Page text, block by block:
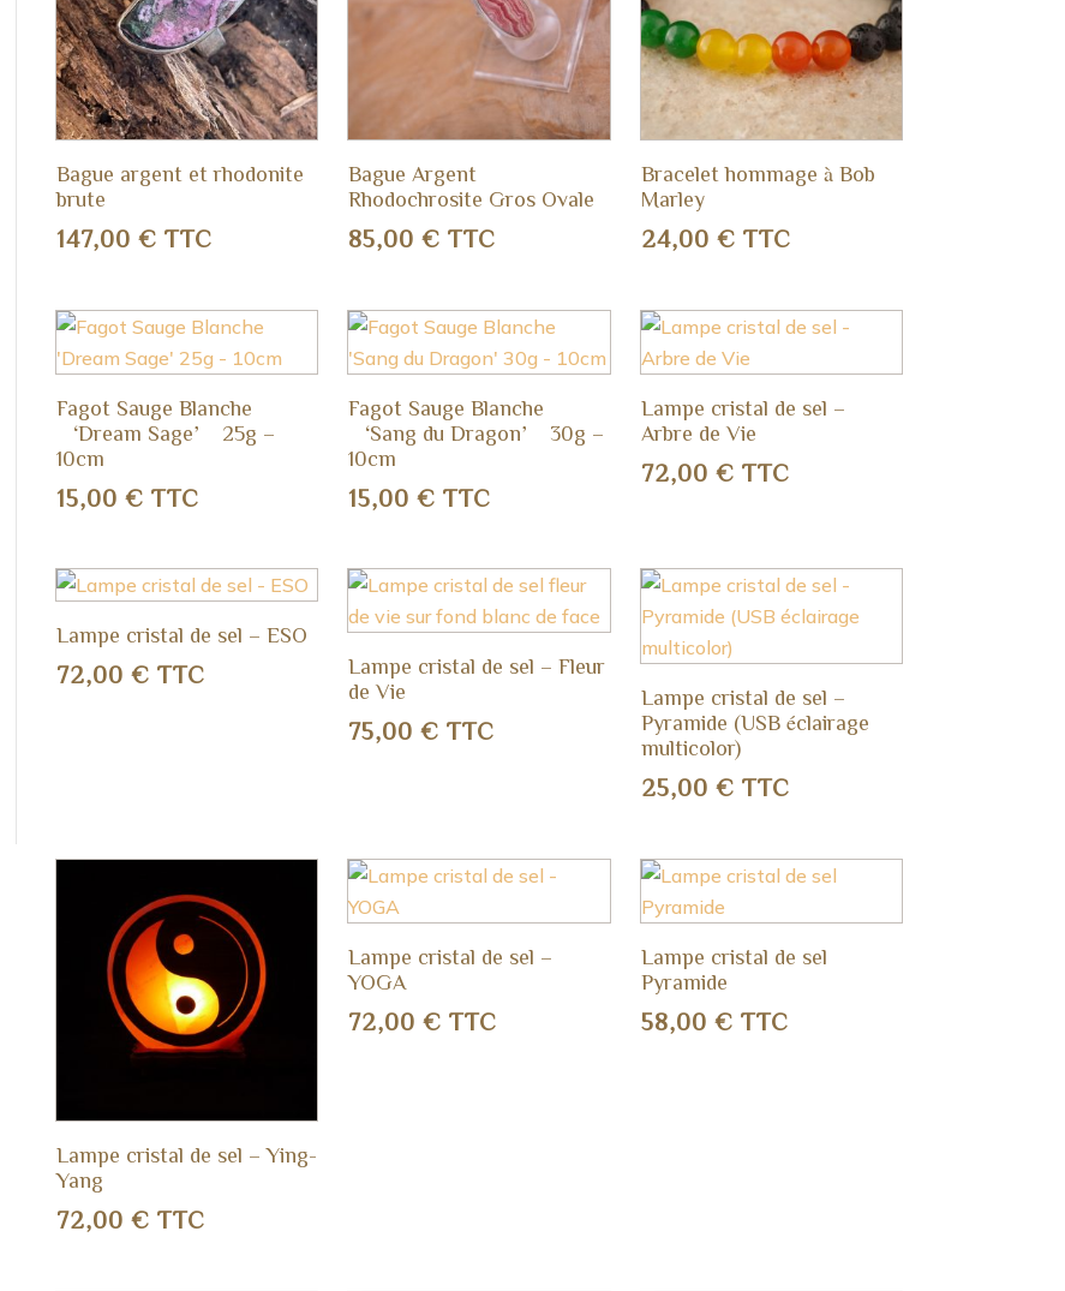
Bague argent et rhodonite
brute
147,00 € TTC
Bague Argent
Rhodochrosite Gros Ovale
85,00€ TTC
Bracelet hommage à Bob
Marley
24,00€ TTC
Fagot Sauge Blanche
‘Dream Sage’ 25g –
10cm
15,00 € TTC
Fagot Sauge Blanche
‘Sang du Dragon’ 30g –
10cm
15,00€ TTC
Lampe cristal de sel –
Arbre de Vie
72,00€ TTC
Lampe cristal de sel – ESO
72,00 € TTC
Lampe cristal de sel – Fleur
de Vie
75,00€ TTC
Lampe cristal de sel –
Pyramide (USB éclairage
multicolor)
25,00€ TTC
Lampe cristal de sel – Ying-
Yang
72,00 € TTC
Lampe cristal de sel –
YOGA
72,00€ TTC
Lampe cristal de sel
Pyramide
58,00€ TTC